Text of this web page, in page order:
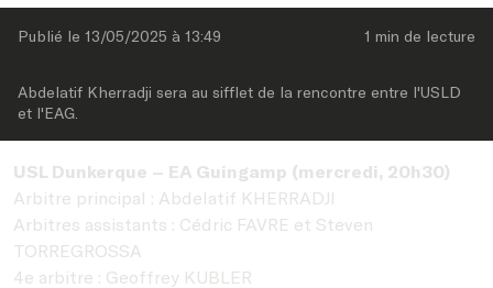
Publié le 13/05/2025 à 13:49 1 min de lecture
Abdelatif Kherradji sera au sifflet de la rencontre entre l'USLD
et l'EAG.
USL Dunkerque – EA Guingamp (mercredi, 20h30)
Arbitre principal : Abdelatif KHERRADJI
Arbitres assistants : Cédric FAVRE et Steven
TORREGROSSA
4e arbitre : Geoffrey KUBLER